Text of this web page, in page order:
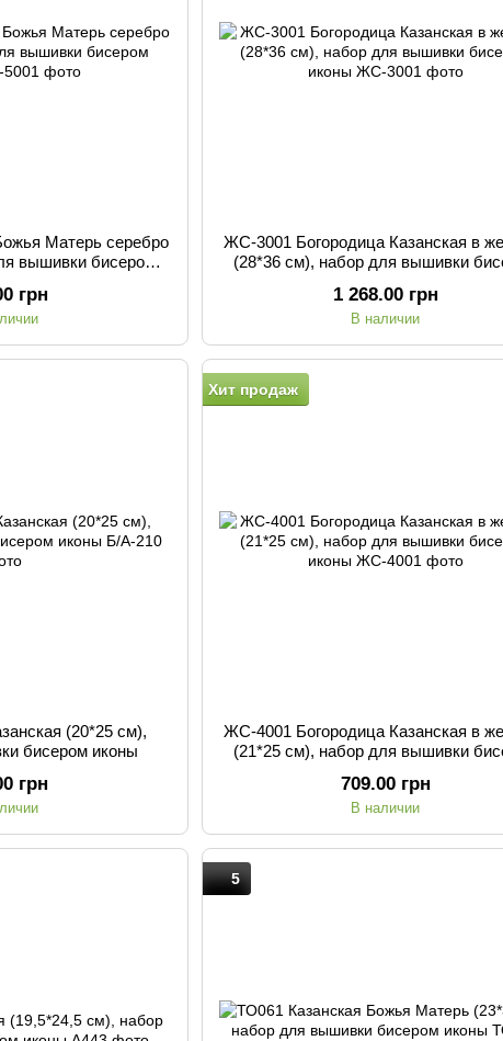
Матерь серебро
вышивки бисером
грн
ЖС-3001 Богородица Казанская в
(28*36 см), набор для вышивки
1 268.00 грн
В наличии
(20*25 см),
бисером иконы
грн
Хит продаж
ЖС-4001 Богородица Казанская в
(21*25 см), набор для вышивки
709.00 грн
В наличии
5